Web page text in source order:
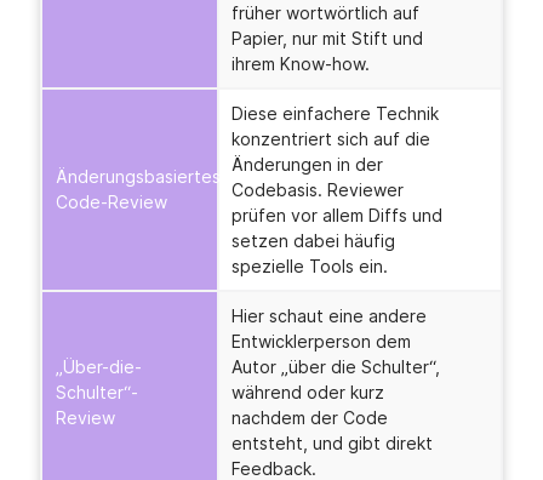
früher wortwörtlich auf
Papier, nur mit Stift und
ihrem Know-how.
Änderungsbasiertes
Code-Review
Diese einfachere Technik
konzentriert sich auf die
Änderungen in der
Codebasis. Reviewer
prüfen vor allem Diffs und
setzen dabei häufig
spezielle Tools ein.
„Über-die-
Schulter“-
Review
Hier schaut eine andere
Entwicklerperson dem
Autor „über die Schulter“,
während oder kurz
nachdem der Code
entsteht, und gibt direkt
Feedback.